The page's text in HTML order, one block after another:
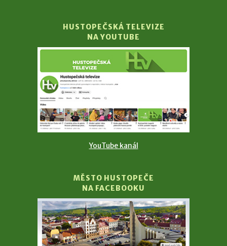
HUSTOPEČSKÁ TELEVIZE
NA YOUTUBE
YouTube kanál
MĚSTO HUSTOPEČE
NA FACEBOOKU